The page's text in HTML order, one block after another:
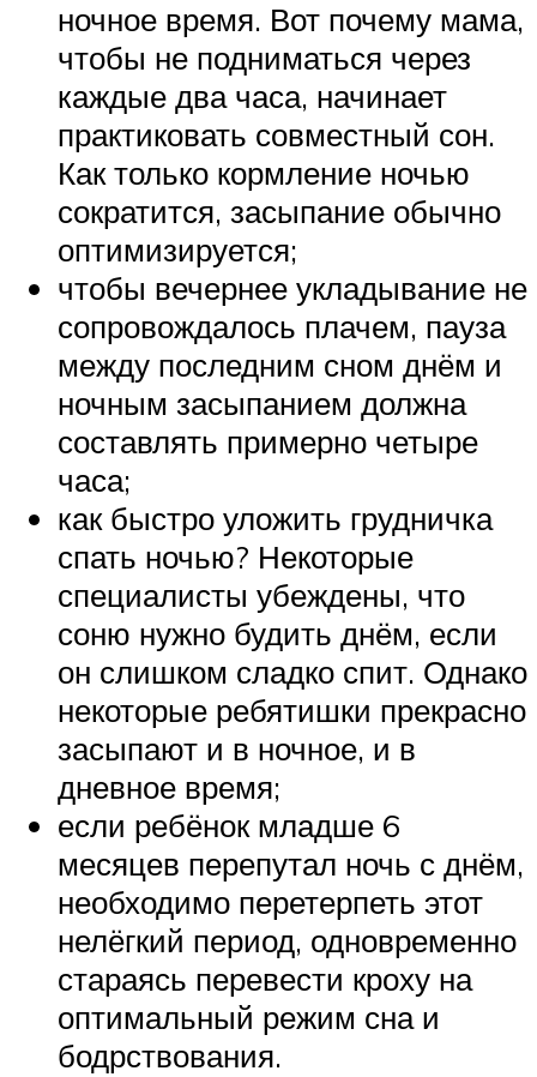
ночное время. Вот почему мама,
чтобы не подниматься через
каждые два часа, начинает
практиковать совместный сон.
Как только кормление ночью
сократится, засыпание обычно
оптимизируется;
чтобы вечернее укладывание не
сопровождалось плачем, пауза
между последним сном днём и
ночным засыпанием должна
составлять примерно четыре
часа;
как быстро уложить грудничка
спать ночью? Некоторые
специалисты убеждены, что
соню нужно будить днём, если
он слишком сладко спит. Однако
некоторые ребятишки прекрасно
засыпают и в ночное, и в
дневное время;
если ребёнок младше 6
месяцев перепутал ночь с днём,
необходимо перетерпеть этот
нелёгкий период, одновременно
стараясь перевести кроху на
оптимальный режим сна и
бодрствования.